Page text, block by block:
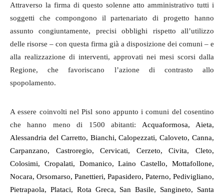
Attraverso la firma di questo solenne atto amministrativo tutti i
soggetti che compongono il partenariato di progetto hanno
assunto congiuntamente, precisi obblighi rispetto all’utilizzo
delle risorse – con questa firma già a disposizione dei comuni – e
alla realizzazione di interventi, approvati nei mesi scorsi dalla
Regione, che favoriscano l’azione di contrasto allo
spopolamento.
A essere coinvolti nel Pisl sono appunto i comuni del cosentino
che hanno meno di 1500 abitanti: Acquaformosa, Aieta,
Alessandria del Carretto, Bianchi, Calopezzati, Caloveto, Canna,
Carpanzano, Castroregio, Cervicati, Cerzeto, Civita, Cleto,
Colosimi, Cropalati, Domanico, Laino Castello, Mottafollone,
Nocara, Orsomarso, Panettieri, Papasidero, Paterno, Pedivigliano,
Pietrapaola, Plataci, Rota Greca, San Basile, Sangineto, Santa